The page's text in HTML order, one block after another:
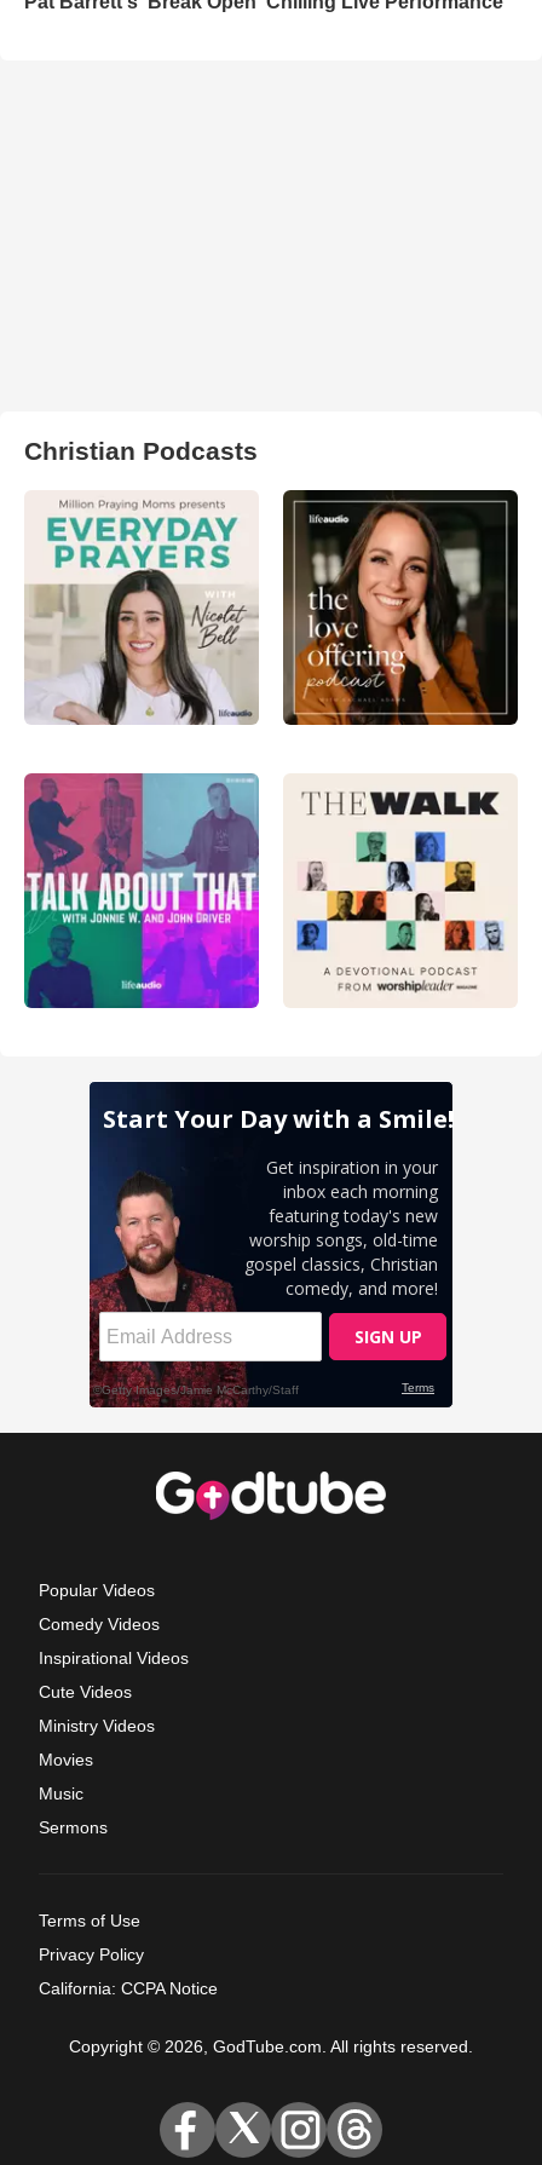
Christian Podcasts
Popular Videos
Comedy Videos
Inspirational Videos
Cute Videos
Ministry Videos
Movies
Music
Sermons
Terms of Use
Privacy Policy
California: CCPA Notice
Copyright © 2026, GodTube.com. All rights reserved.